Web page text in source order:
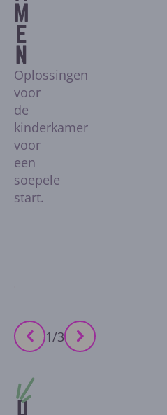
M
E
N
Oplossingen
voor
de
kinderkamer
voor
een
soepele
start.
1/3
D